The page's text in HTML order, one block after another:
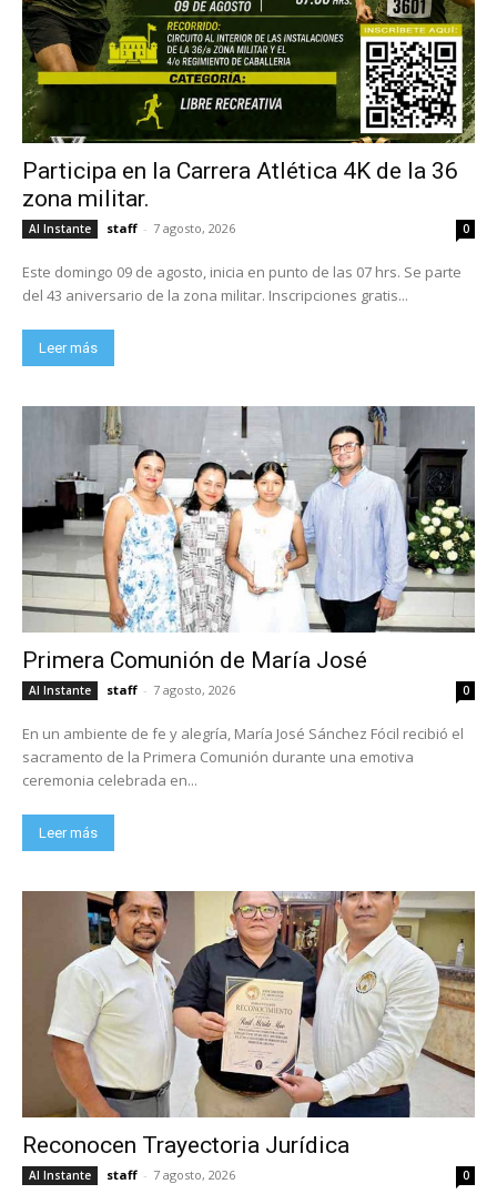
Participa en la Carrera Atlética 4K de la 36
zona militar.
Al Instante staff - 7 agosto, 2026 0
Este domingo 09 de agosto, inicia en punto de las 07 hrs. Se parte
del 43 aniversario de la zona militar. Inscripciones gratis...
Leer más
Primera Comunión de María José
Al Instante staff - 7 agosto, 2026 0
En un ambiente de fe y alegría, María José Sánchez Fócil recibió el
sacramento de la Primera Comunión durante una emotiva
ceremonia celebrada en...
Leer más
Reconocen Trayectoria Jurídica
Al Instante staff - 7 agosto, 2026 0